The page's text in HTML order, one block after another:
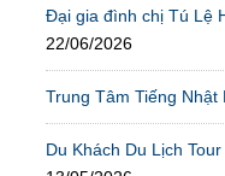
Đại gia đình chị Tú Lệ
22/06/2026
Trung Tâm Tiếng Nhật
Du Khách Du Lịch